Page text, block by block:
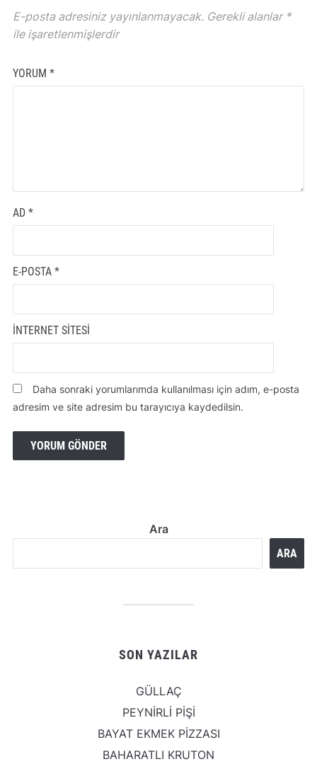
E-posta adresiniz yayınlanmayacak. Gerekli alanlar *
ile işaretlenmişlerdir
YORUM *
AD *
E-POSTA *
İNTERNET SITESI
Daha sonraki yorumlarımda kullanılması için adım, e-posta
adresim ve site adresim bu tarayıcıya kaydedilsin.
Ara
ARA
SON YAZILAR
GÜLLAÇ
PEYNİRLİ PİŞİ
BAYAT EKMEK PİZZASI
BAHARATLI KRUTON